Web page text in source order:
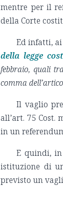
mentre per il
della Corte
Ed infatti, ai
della legge
febbraio, quali
comma
Il vaglio
all’art. 75 Cost.
in un
E quindi,
istituzione di
previsto un